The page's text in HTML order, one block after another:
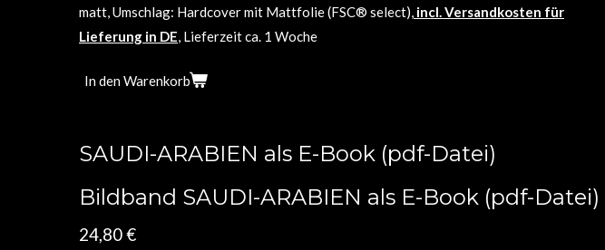
matt, Umschlag: Hardcover mit Mattfolie (FSC® select), incl. Versandkosten für
Lieferung in DE, Lieferzeit ca. 1 Woche
In den Warenkorb
SAUDI-ARABIEN als E-Book (pdf-Datei)
Bildband SAUDI-ARABIEN als E-Book (pdf-Datei)
24,80 €